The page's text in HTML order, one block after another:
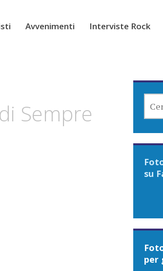
Avvenimenti Interviste Rock
Sempre
PER:
su
per